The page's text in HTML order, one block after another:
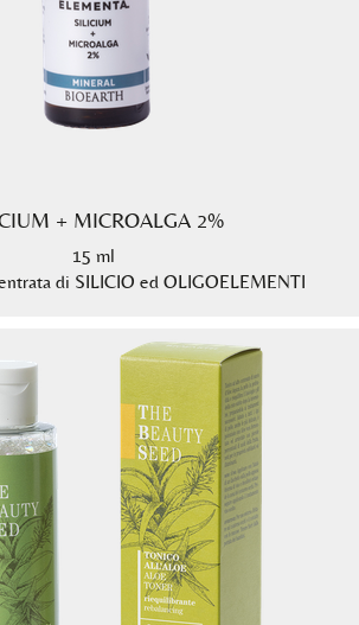
+ MICROALGA 2%
15 ml
di SILICIO ed OLIGOELEMENTI